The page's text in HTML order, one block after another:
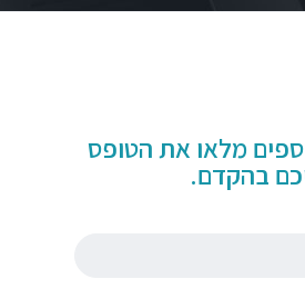
מלאו את הטופס
בהקדם.